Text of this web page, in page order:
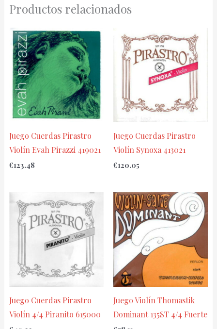
Productos relacionados
Juego Cuerdas Pirastro
Violín Evah Pirazzi 419021
€123.48
Juego Cuerdas Pirastro
Violín Synoxa 413021
€120.05
Juego Cuerdas Pirastro
Violín 4/4 Piranito 615000
Juego Violín Thomastik
Dominant 135ST 4/4 Fuerte